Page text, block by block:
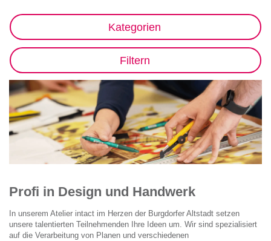
Kategorien
Filtern
Profi in Design und Handwerk
In unserem Atelier intact im Herzen der Burgdorfer Altstadt setzen
unsere talentierten Teilnehmenden Ihre Ideen um. Wir sind spezialisiert
auf die Verarbeitung von Planen und verschiedenen